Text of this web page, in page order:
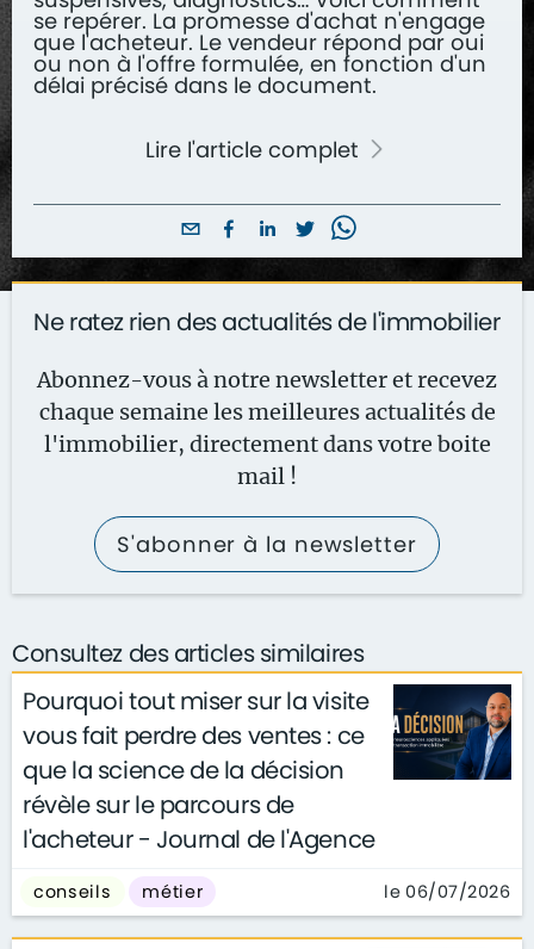
se repérer. La promesse d'achat n'engage
que l'acheteur. Le vendeur répond par oui
ou non à l'offre formulée, en fonction d'un
délai précisé dans le document.
Lire l'article complet
Ne ratez rien des actualités de l'immobilier
Abonnez-vous à notre newsletter et recevez
chaque semaine les meilleures actualités de
l'immobilier, directement dans votre boite
mail !
S'abonner à la newsletter
Consultez des articles similaires
Pourquoi tout miser sur la visite
vous fait perdre des ventes : ce
que la science de la décision
révèle sur le parcours de
l'acheteur - Journal de l'Agence
conseils métier le 06/07/2026